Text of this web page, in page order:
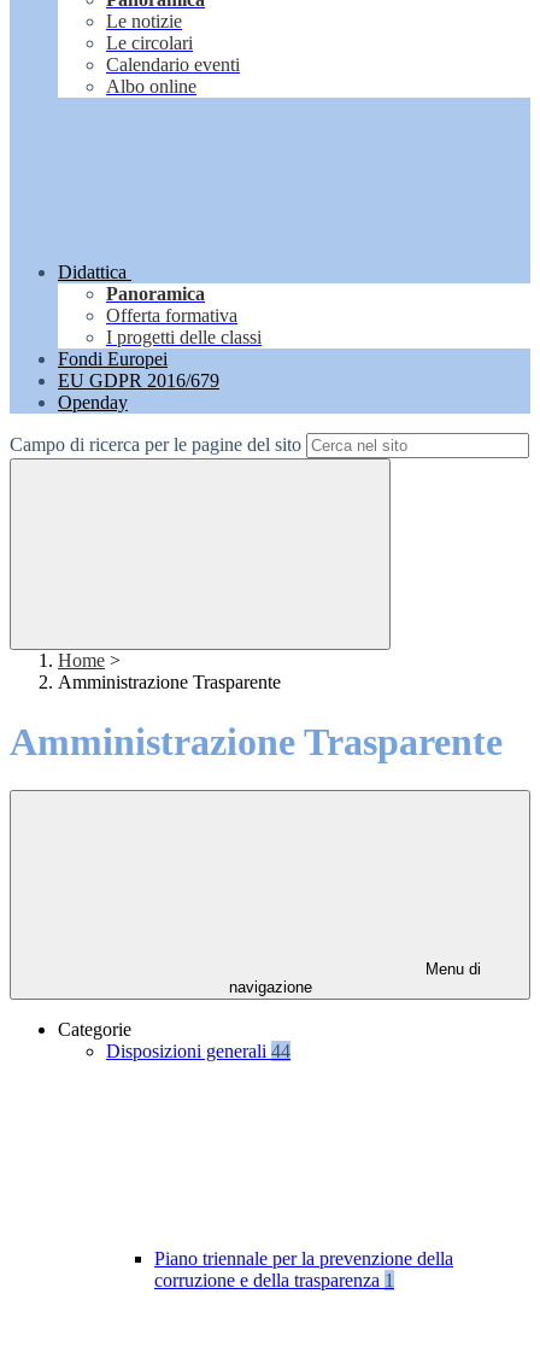
Le notizie
Le circolari
Calendario eventi
Albo online
Didattica
Panoramica
Offerta formativa
I progetti delle classi
Fondi Europei
EU GDPR 2016/679
Openday
Campo di ricerca per le pagine del sito
Home >
Amministrazione Trasparente
Amministrazione Trasparente
Menu di
navigazione
Categorie
Disposizioni generali 44
Piano triennale per la prevenzione della
corruzione e della trasparenza 1